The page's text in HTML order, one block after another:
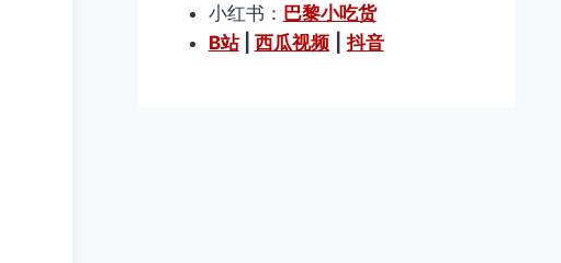
小红书： 巴黎小吃货
B站| 西瓜视频 抖音